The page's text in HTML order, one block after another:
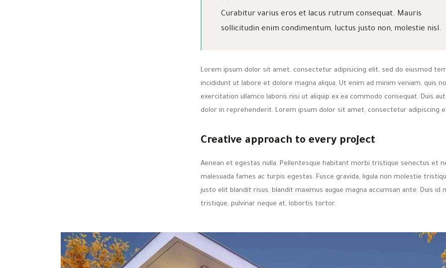
Curabitur varius eros et lacus rutrum consequat. Mauris
sollicitudin enim condimentum, luctus justo non, molestie nisl.
Lorem ipsum dolor sit amet, consectetur adipisicing elit, sed do eiusmod
incididunt ut labore et dolore magna aliqua. Ut enim ad minim veniam, quis
exercitation ullamco laboris nisi ut aliquip ex ea commodo consequat. Duis
dolor in reprehenderit. Lorem ipsum dolor sit amet, consectetur adipiscing
Creative approach to every project
Aenean et egestas nulla. Pellentesque habitant morbi tristique senectus et
malesuada fames ac turpis egestas. Fusce gravida, ligula non molestie
justo elit blandit risus, blandit maximus augue magna accumsan ante. Duis id
tristique, pulvinar neque at, lobortis tortor.